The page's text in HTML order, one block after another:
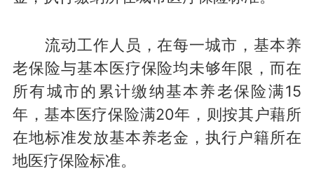
流动工作人员，在每一城市，基本养
老保险与基本医疗保险均未够年限，而在
所有城市的累计缴纳基本养老保险满15
年，基本医疗保险满20年，则按其户藉所
在地标准发放基本养老金，执行户籍所在
地医疗保险标准。